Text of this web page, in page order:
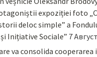
expoziției foto
deloc simple” a
și Inițiative Sociale” 7
va consolida